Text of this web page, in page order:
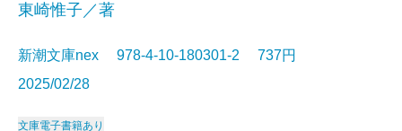
東崎惟子／著
新潮文庫nex 978-4-10-180301-2 737円
2025/02/28
文庫電子書籍あり